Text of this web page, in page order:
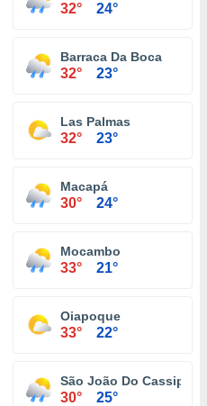
32° 24°
Barraca Da Boca
32° 23°
Las Palmas
32° 23°
Macapá
30° 24°
Mocambo
33° 21°
Oiapoque
33° 22°
São João Do Cassipore
30° 25°